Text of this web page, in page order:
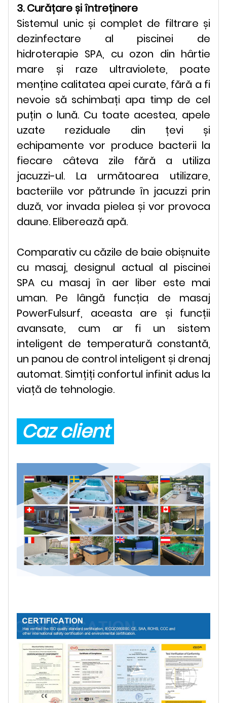
3. Curățare și întreținere
Sistemul unic și complet de filtrare și
dezinfectare al piscinei de
hidroterapie SPA, cu ozon din hârtie
mare și raze ultraviolete, poate
menține calitatea apei curate, fără a fi
nevoie să schimbați apa timp de cel
puțin o lună. Cu toate acestea, apele
uzate reziduale din țevi și
echipamente vor produce bacterii la
fiecare câteva zile fără a utiliza
jacuzzi-ul. La următoarea utilizare,
bacteriile vor pătrunde în jacuzzi prin
duză, vor invada pielea și vor provoca
daune. Eliberează apă.
Comparativ cu căzile de baie obișnuite
cu masaj, designul actual al piscinei
SPA cu masaj în aer liber este mai
uman. Pe lângă funcția de masaj
PowerFulsurf, aceasta are și funcții
avansate, cum ar fi un sistem
inteligent de temperatură constantă,
un panou de control inteligent și drenaj
automat. Simțiți confortul infinit adus la
viață de tehnologie.
Caz client